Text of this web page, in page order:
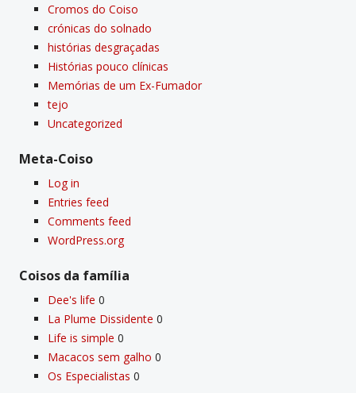
Cromos do Coiso
crónicas do solnado
histórias desgraçadas
Histórias pouco clí­nicas
Memórias de um Ex-Fumador
tejo
Uncategorized
Meta-Coiso
Log in
Entries feed
Comments feed
WordPress.org
Coisos da famí­lia
Dee's life 0
La Plume Dissidente 0
Life is simple 0
Macacos sem galho 0
Os Especialistas 0